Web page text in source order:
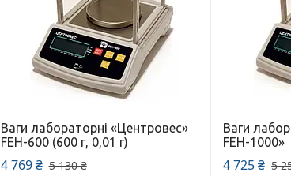
Ваги лабораторні «Центровес»
FEH-600 (600 г, 0,01 г)
4 769 ₴ 5 130 ₴
Ваги
FEH-1000»
4 725 ₴ 5